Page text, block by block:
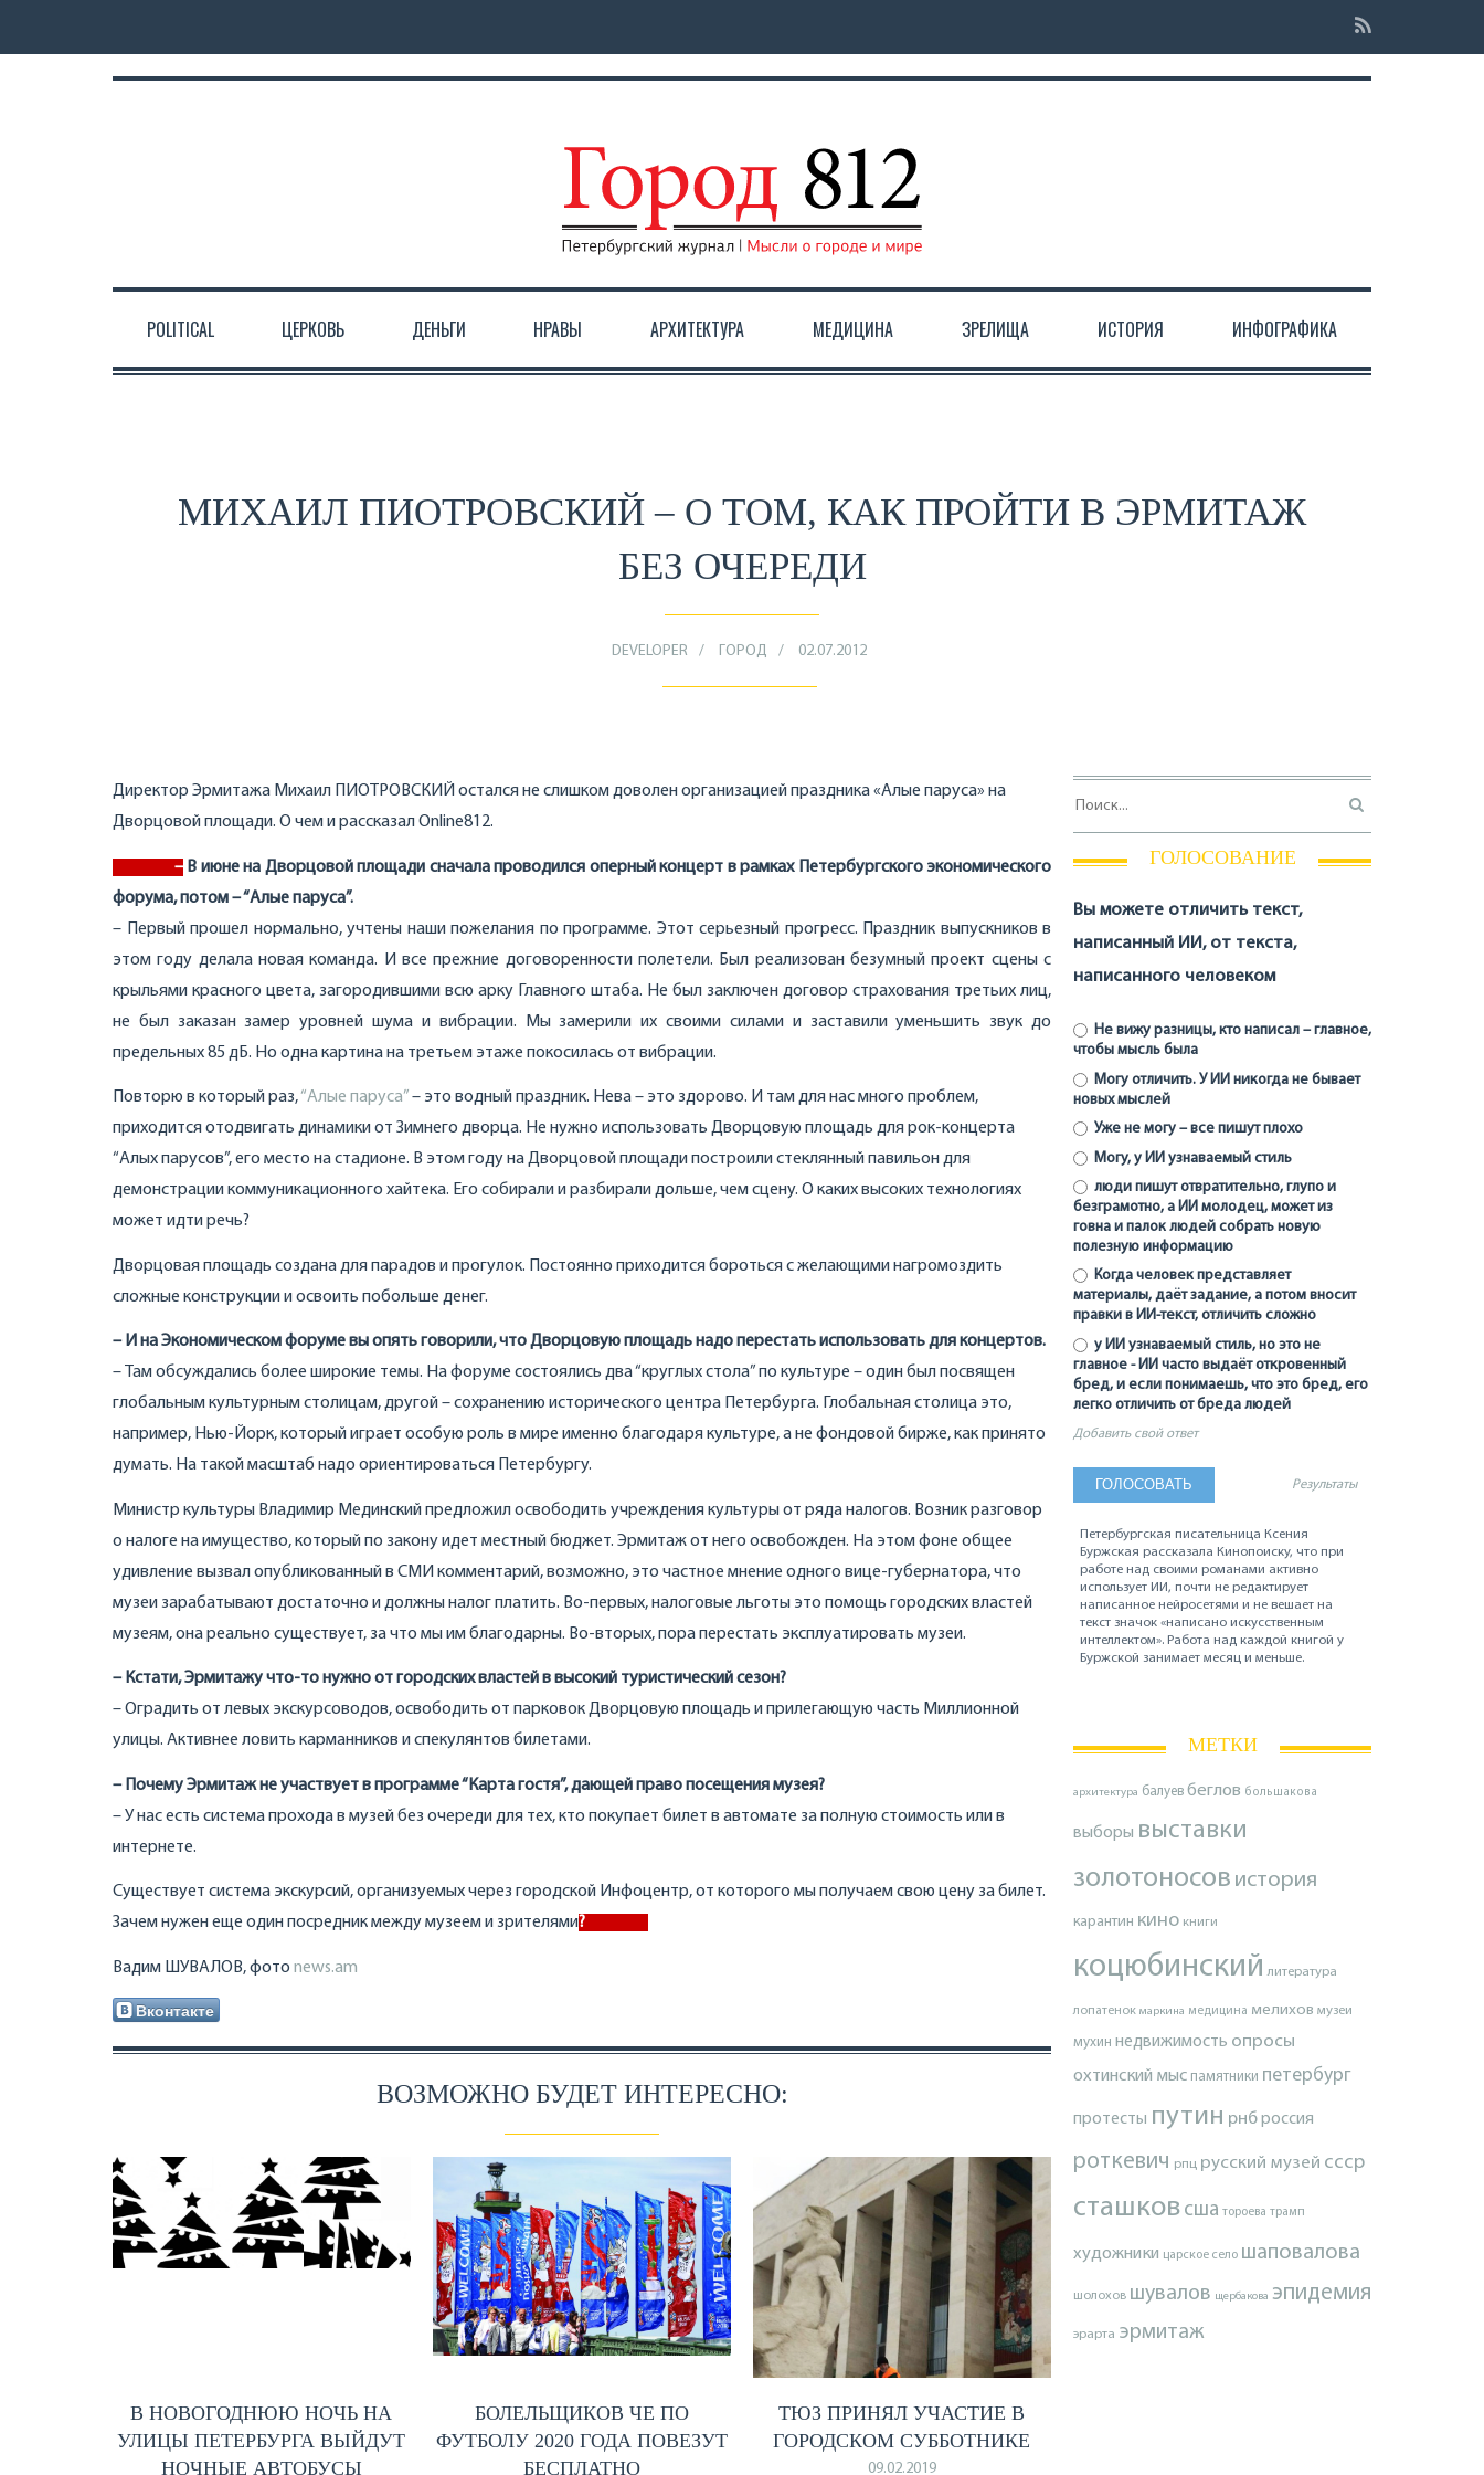
POLITICAL ЦЕРКОВЬ ДЕНЬГИ НРАВЫ АРХИТЕКТУРА МЕДИЦИНА ЗРЕЛИЩА ИСТОРИЯ ИНФОГРАФИКА
МИХАИЛ ПИОТРОВСКИЙ – О ТОМ, КАК ПРОЙТИ В ЭРМИТАЖ
БЕЗ ОЧЕРЕДИ
DEVELOPER ГОРОД 02.07.2012
Директор Эрмитажа Михаил ПИОТРОВСКИЙ остался не слишком доволен организацией праздника «Алые паруса» на
Дворцовой площади. О чем и рассказал Online812.
–В июне на Дворцовой площади сначала проводился оперный концерт в рамках Петербургского экономического
форума, потом – “Алые паруса”.
– Первый прошел нормально, учтены наши пожелания по программе. Этот серьезный прогресс. Праздник выпускников в
этом году делала новая команда. И все прежние договоренности полетели. Был реализован безумный проект сцены с
крыльями красного цвета, загородившими всю арку Главного штаба. Не был заключен договор страхования третьих лиц,
не был заказан замер уровней шума и вибрации. Мы замерили их своими силами и заставили уменьшить звук до
предельных 85 дБ. Но одна картина на третьем этаже покосилась от вибрации.
Повторю в который раз,“Алые паруса”– это водный праздник. Нева – это здорово. И там для нас много проблем,
приходится отодвигать динамики от Зимнего дворца. Не нужно использовать Дворцовую площадь для рок-концерта
“Алых парусов”, его место на стадионе. В этом году на Дворцовой площади построили стеклянный павильон для
демонстрации коммуникационного хайтека. Его собирали и разбирали дольше, чем сцену. О каких высоких технологиях
может идти речь?
Дворцовая площадь создана для парадов и прогулок. Постоянно приходится бороться с желающими нагромоздить
сложные конструкции и освоить побольше денег.
– И на Экономическом форуме вы опять говорили, что Дворцовую площадь надо перестать использовать для концертов.
– Там обсуждались более широкие темы. На форуме состоялись два “круглых стола” по культуре – один был посвящен
глобальным культурным столицам, другой – сохранению исторического центра Петербурга. Глобальная столица это,
например, Нью-Йорк, который играет особую роль в мире именно благодаря культуре, а не фондовой бирже, как принято
думать. На такой масштаб надо ориентироваться Петербургу.
Министр культуры Владимир Мединский предложил освободить учреждения культуры от ряда налогов. Возник разговор
о налоге на имущество, который по закону идет местный бюджет. Эрмитаж от него освобожден. На этом фоне общее
удивление вызвал опубликованный в СМИ комментарий, возможно, это частное мнение одного вице-губернатора, что
музеи зарабатывают достаточно и должны налог платить. Во-первых, налоговые льготы это помощь городских властей
музеям, она реально существует, за что мы им благодарны. Во-вторых, пора перестать эксплуатировать музеи.
– Кстати, Эрмитажу что-то нужно от городских властей в высокий туристический сезон?
– Оградить от левых экскурсоводов, освободить от парковок Дворцовую площадь и прилегающую часть Миллионной
улицы. Активнее ловить карманников и спекулянтов билетами.
– Почему Эрмитаж не участвует в программе “Карта гостя”, дающей право посещения музея?
– У нас есть система прохода в музей без очереди для тех, кто покупает билет в автомате за полную стоимость или в
интернете.
Существует система экскурсий, организуемых через городской Инфоцентр, от которого мы получаем свою цену за билет.
Зачем нужен еще один посредник между музеем и зрителями?
Вадим ШУВАЛОВ, фото news.am
Вконтакте
ВОЗМОЖНО БУДЕТ ИНТЕРЕСНО:
В НОВОГОДНЮЮ НОЧЬ НА
УЛИЦЫ ПЕТЕРБУРГА ВЫЙДУТ
НОЧНЫЕ АВТОБУСЫ
БОЛЕЛЬЩИКОВ ЧЕ ПО
ФУТБОЛУ 2020 ГОДА ПОВЕЗУТ
БЕСПЛАТНО
ТЮЗ ПРИНЯЛ УЧАСТИЕ В
ГОРОДСКОМ СУББОТНИКЕ
09.02.2019
ГОЛОСОВАНИЕ
Вы можете отличить текст,
написанный ИИ, от текста,
написанного человеком
Не вижу разницы, кто написал – главное,
чтобы мысль была
Могу отличить. У ИИ никогда не бывает
новых мыслей
Уже не могу – все пишут плохо
Могу, у ИИ узнаваемый стиль
люди пишут отвратительно, глупо и
безграмотно, а ИИ молодец, может из
говна и палок людей собрать новую
полезную информацию
Когда человек представляет
материалы, даёт задание, а потом вносит
правки в ИИ-текст, отличить сложно
у ИИ узнаваемый стиль, но это не
главное - ИИ часто выдаёт откровенный
бред, и если понимаешь, что это бред, его
легко отличить от бреда людей
Добавить свой ответ
Результаты
Петербургская писательница Ксения
Буржская рассказала Кинопоиску, что при
работе над своими романами активно
использует ИИ, почти не редактирует
написанное нейросетями и не вешает на
текст значок «написано искусственным
интеллектом». Работа над каждой книгой у
Буржской занимает месяц и меньше.
МЕТКИ
архитектура балуев беглов большакова
выборы выставки
золотоносов история
карантин кино книги
коцюбинский литература
лопатенок маркина медицина мелихов музеи
мухин недвижимость опросы
охтинский мыс памятники петербург
протесты путин рнброссия
роткевич рпц русский музей ссср
сташков сша тороева трамп
художники царское село шаповалова
шолохов шувалов щербакова эпидемия
эрарта эрмитаж